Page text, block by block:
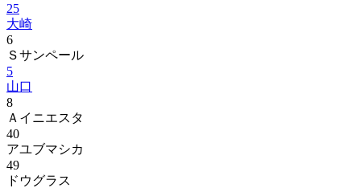
25
大崎
6
Ｓサンペール
5
山口
8
Ａイニエスタ
40
アユブマシカ
49
ドウグラス